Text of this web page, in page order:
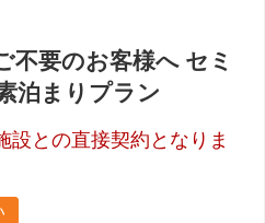
不要のお客様へ セミ
泊まりプラン
設との直接契約となりま